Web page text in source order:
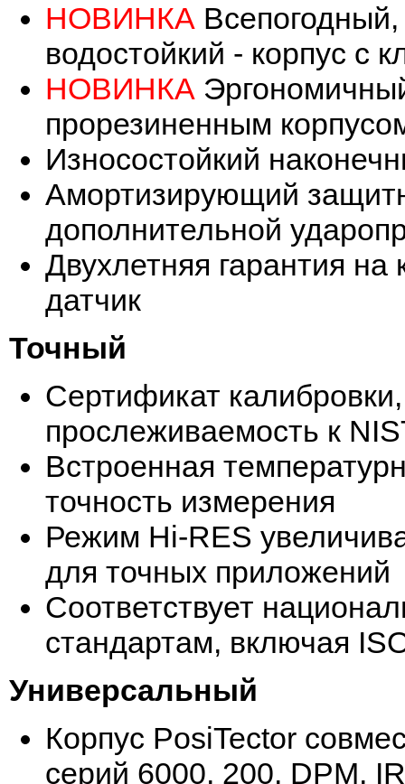
НОВИНКА
водостойкий - корпус с
НОВИНКА
прорезиненным
Износостойкий
Амортизирующий
дополнительной
Двухлетняя гарантия на
датчик
Точный
Сертификат
прослеживаемость к
Встроенная
точность измерения
Режим Hi-RES
для точных приложений
Соответствует
стандартам, включая
Универсальный
Корпус PosiTector
серий 6000, 200, DPM,